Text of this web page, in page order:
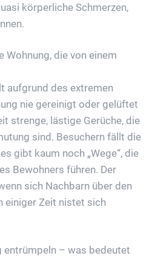
körperliche Schmerzen,
Wohnung, die von einem
aufgrund des extremen
nie gereinigt oder gelüftet
strenge, lästige Gerüche, die
sind. Besuchern fällt die
gibt kaum noch „Wege“, die
Bewohners führen. Der
sich Nachbarn über den
einiger Zeit nistet sich
entrümpeln – was bedeutet